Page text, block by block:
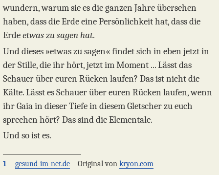
wundern, warum sie es die ganzen Jahre übersehen
haben, dass die Erde eine Persönlichkeit hat, dass die
Erdeetwas zu sagen hat.
Und dieses »etwas zu sagen« findet sich in eben jetzt in
der Stille, die ihr hört, jetzt im Moment ... Lässt das
Schauer über euren Rücken laufen? Das ist nicht die
Kälte. Lässt es Schauer über euren Rücken laufen, wenn
ihr Gaia in dieser Tiefe in diesem Gletscher zu euch
sprechen hört? Das sind die Elementale.
Und so ist es.
1 gesund-im-net.de – Original von kryon.com